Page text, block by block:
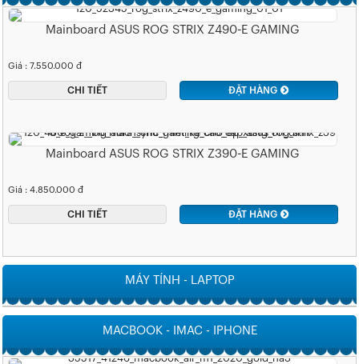
Mainboard ASUS ROG STRIX Z490-E GAMING
Giá : 7.550.000 đ
CHI TIẾT ĐẶT HÀNG
Mainboard ASUS ROG STRIX Z390-E GAMING
Giá : 4.850.000 đ
CHI TIẾT ĐẶT HÀNG
MÁY TÍNH - LAPTOP
MACBOOK - IMAC - IPHONE